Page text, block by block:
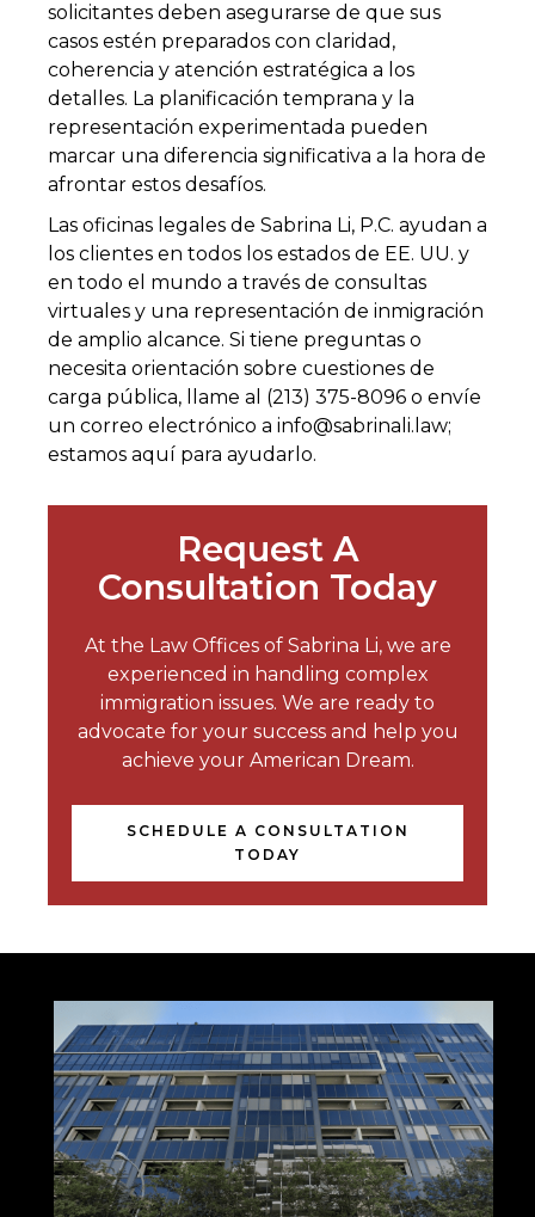
solicitantes deben asegurarse de que sus
casos estén preparados con claridad,
coherencia y atención estratégica a los
detalles. La planificación temprana y la
representación experimentada pueden
marcar una diferencia significativa a la hora de
afrontar estos desafíos.
Las oficinas legales de Sabrina Li, P.C. ayudan a
los clientes en todos los estados de EE. UU. y
en todo el mundo a través de consultas
virtuales y una representación de inmigración
de amplio alcance. Si tiene preguntas o
necesita orientación sobre cuestiones de
carga pública, llame al (213) 375-8096 o envíe
un correo electrónico a info@sabrinali.law;
estamos aquí para ayudarlo.
Request A
Consultation Today
At the Law Offices of Sabrina Li, we are
experienced in handling complex
immigration issues. We are ready to
advocate for your success and help you
achieve your American Dream.
SCHEDULE A CONSULTATION
TODAY